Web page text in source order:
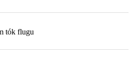
tók flugu